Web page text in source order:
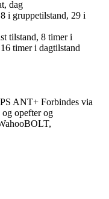
dag
i gruppetilstand, 29 i
tilstand, 8 timer i
timer i dagtilstand
ANT+ Forbindes via
opefter og